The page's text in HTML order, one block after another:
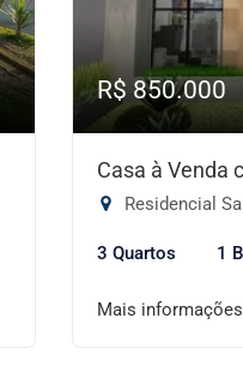
R$ 850.000
Casa à Venda
Residencial
3 Quartos 1
Mais informações